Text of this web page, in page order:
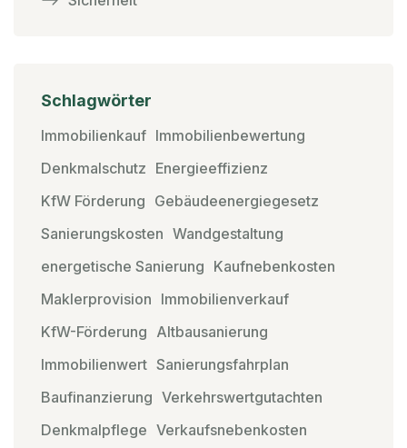
Schlagwörter
Immobilienkauf Immobilienbewertung
Denkmalschutz Energieeffizienz
KfW Förderung Gebäudeenergiegesetz
Sanierungskosten Wandgestaltung
energetische Sanierung Kaufnebenkosten
Maklerprovision Immobilienverkauf
KfW-Förderung Altbausanierung
Immobilienwert Sanierungsfahrplan
Baufinanzierung Verkehrswertgutachten
Denkmalpflege Verkaufsnebenkosten